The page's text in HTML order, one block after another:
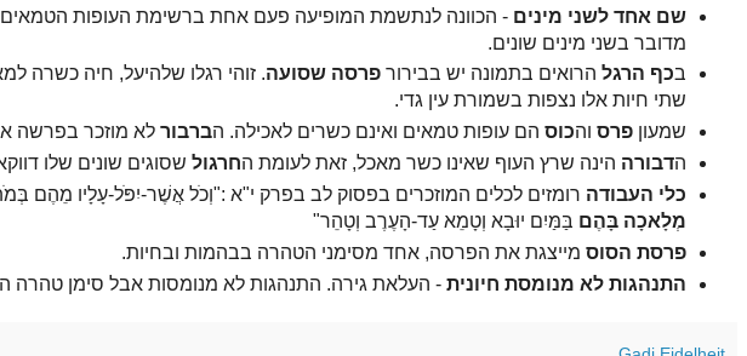
שם אחד לשני מינים - הכוונה לנתשמת המופיעה פעם אחת ברשימת העופות
מדובר בשני מינים שונים.
בכף הרגלהרואים בתמונה יש בבירור פרסה שסועה. זוהי רגלו שלהיעל, חיה כשרה
שתי חיות אלו נצפות בשמורת עין גדי.
שמעון פרס והכוסהם עופות טמאים ואינם כשרים לאכילה. הברבורלא מוזכר בפרשה
הדבורה הינה שרץ העוף שאינו כשר מאכל, זאת לעומת החרגולשסוגים שונים שלו
כלי העבודה רומזים לכלים המוזכרים בפסוק לב בפרק י"א :"וְכֹל אֲשֶׁר-יִפֹּל-עָלָיו מֵהֶם
מְלָאכָה בָּהֶם בַּמַּיִם יוּבָא וְטָמֵא עַד-הָעֶרֶב וְטָהֵר"
פרסת הסוסמייצגת את הפרסה, אחד מסימני הטהרה בבהמות ובחיות.
התנהגות לא מנומסת חיונית- העלאת גירה. התנהגות לא מנומסות אבל סימן טהרה